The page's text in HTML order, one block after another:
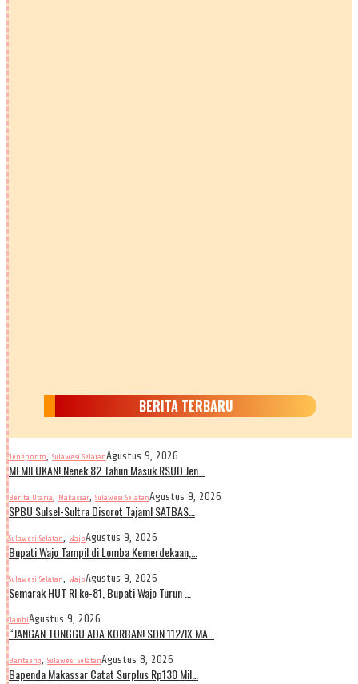
BERITA TERBARU
Jeneponto, Sulawesi SelatanAgustus 9, 2026
MEMILUKAN! Nenek 82 Tahun Masuk RSUD Jen…
Berita Utama, Makassar, Sulawesi SelatanAgustus 9, 2026
SPBU Sulsel-Sultra Disorot Tajam! SATBAS…
Sulawesi Selatan, WajoAgustus 9, 2026
Bupati Wajo Tampil di Lomba Kemerdekaan,…
Sulawesi Selatan, WajoAgustus 9, 2026
Semarak HUT RI ke-81, Bupati Wajo Turun …
JambiAgustus 9, 2026
“JANGAN TUNGGU ADA KORBAN! SDN 112/IX MA…
Bantaeng, Sulawesi SelatanAgustus 8, 2026
Bapenda Makassar Catat Surplus Rp130 Mil…